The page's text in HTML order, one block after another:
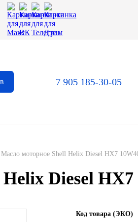
7 905 185-30-05
Масло моторное Shell Helix Diesel HX7
Diesel
Код товара (ЭКО)